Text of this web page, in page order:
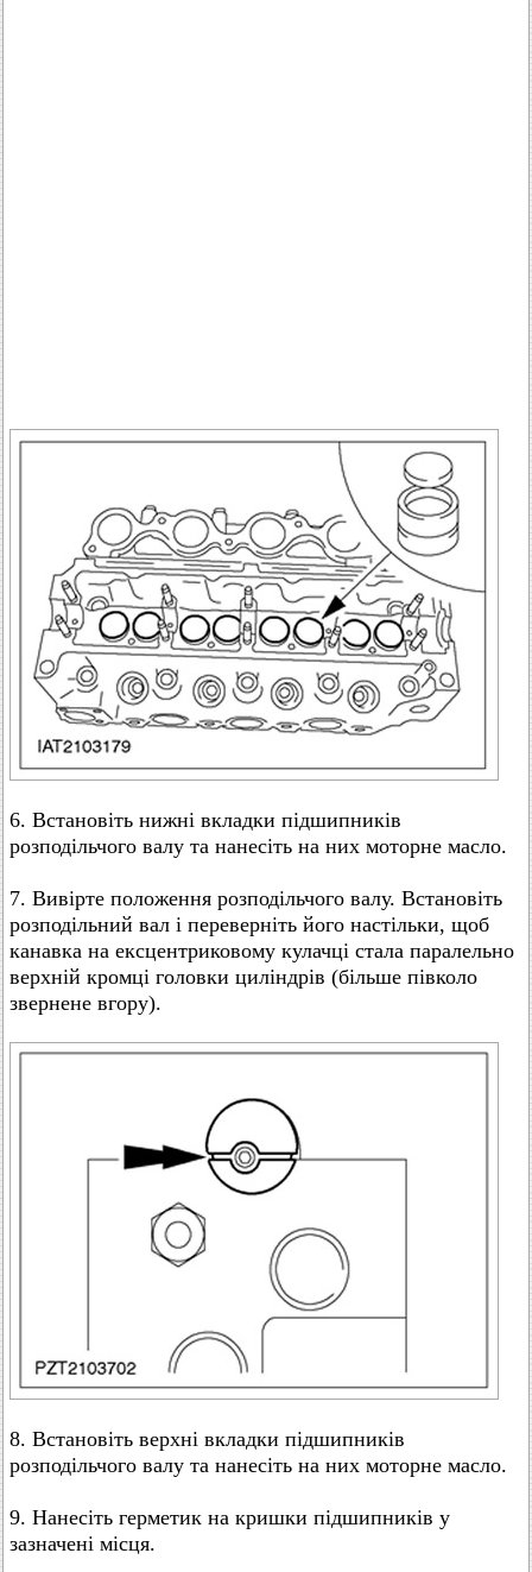
6. Встановіть нижні вкладки підшипників
розподільчого валу та нанесіть на них моторне масло.
7. Вивірте положення розподільчого валу. Встановіть
розподільний вал і переверніть його настільки, щоб
канавка на ексцентриковому кулачці стала паралельно
верхній кромці головки циліндрів (більше півколо
звернене вгору).
8. Встановіть верхні вкладки підшипників
розподільчого валу та нанесіть на них моторне масло.
9. Нанесіть герметик на кришки підшипників у
зазначені місця.